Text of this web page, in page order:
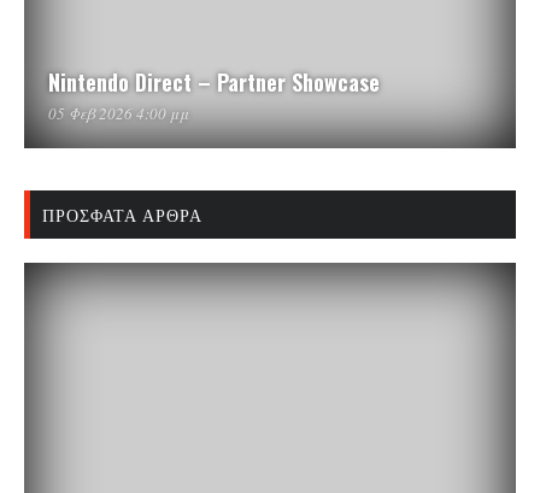
Nintendo Direct – Partner Showcase
05 Φεβ 2026 4:00 μμ
ΠΡΌΣΦΑΤΑ ΆΡΘΡΑ